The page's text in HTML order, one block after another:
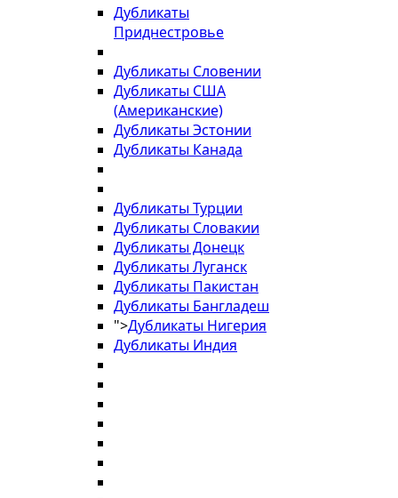
Дубликаты
Приднестровье
Дубликаты Словении
Дубликаты США
(Американские)
Дубликаты Эстонии
Дубликаты Канада
Дубликаты Турции
Дубликаты Словакии
Дубликаты Донецк
Дубликаты Луганск
Дубликаты Пакистан
Дубликаты Бангладеш
">Дубликаты Нигерия
Дубликаты Индия